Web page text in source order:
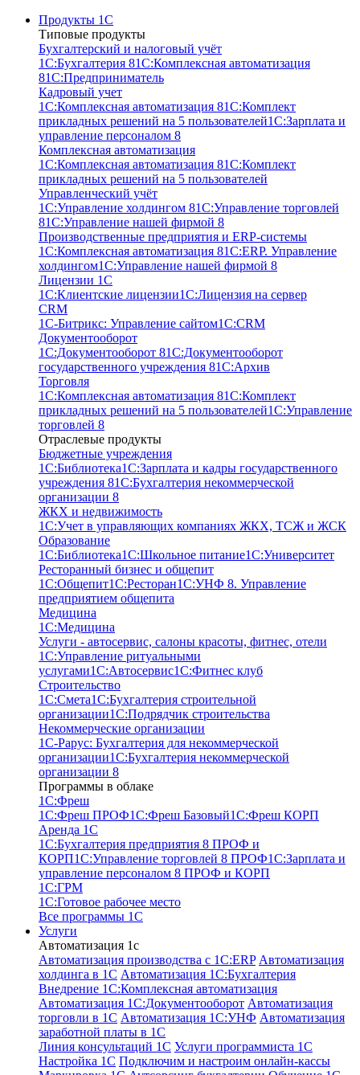
Продукты 1С
Типовые продукты
Бухгалтерский и налоговый учёт
1С:Бухгалтерия 81С:Комплексная автоматизация
81С:Предприниматель
Кадровый учет
1С:Комплексная автоматизация 81С:Комплект
прикладных решений на 5 пользователей1С:Зарплата и
управление персоналом 8
Комплексная автоматизация
1С:Комплексная автоматизация 81С:Комплект
прикладных решений на 5 пользователей
Управленческий учёт
1С:Управление холдингом 81С:Управление торговлей
81С:Управление нашей фирмой 8
Производственные предприятия и ERP-системы
1С:Комплексная автоматизация 81С:ERP. Управление
холдингом1С:Управление нашей фирмой 8
Лицензии 1С
1С:Клиентские лицензии1С:Лицензия на сервер
CRM
1С-Битрикс: Управление сайтом1С:CRM
Документооборот
1С:Документооборот 81С:Документооборот
государственного учреждения 81С:Архив
Торговля
1С:Комплексная автоматизация 81С:Комплект
прикладных решений на 5 пользователей1С:Управление
торговлей 8
Отраслевые продукты
Бюджетные учреждения
1С:Библиотека1С:Зарплата и кадры государственного
учреждения 81С:Бухгалтерия некоммерческой
организации 8
ЖКХ и недвижимость
1С:Учет в управляющих компаниях ЖКХ, ТСЖ и ЖСК
Образование
1С:Библиотека1С:Школьное питание1С:Университет
Ресторанный бизнес и общепит
1С:Общепит1С:Ресторан1С:УНФ 8. Управление
предприятием общепита
Медицина
1С:Медицина
Услуги - автосервис, cалоны красоты, фитнес, отели
1С:Управление ритуальными
услугами1С:Автосервис1С:Фитнес клуб
Строительство
1С:Смета1С:Бухгалтерия строительной
организации1С:Подрядчик строительства
Некоммерческие организации
1С-Рарус: Бухгалтерия для некоммерческой
организации1С:Бухгалтерия некоммерческой
организации 8
Программы в облаке
1C:Фреш
1C:Фреш ПРОФ1C:Фреш Базовый1C:Фреш КОРП
Аренда 1С
1С:Бухгалтерия предприятия 8 ПРОФ и
КОРП1С:Управление торговлей 8 ПРОФ1С:Зарплата и
управление персоналом 8 ПРОФ и КОРП
1С:ГРМ
1С:Готовое рабочее место
Все программы 1С
Услуги
Автоматизация 1с
Автоматизация производства с 1C:ERP Автоматизация
холдинга в 1С Автоматизация 1С:Бухгалтерия
Внедрение 1С:Комплексная автоматизация
Автоматизация 1С:Документооборот Автоматизация
торговли в 1С Автоматизация 1С:УНФ Автоматизация
заработной платы в 1С
Линия консультаций 1С Услуги программиста 1С
Настройка 1С Подключим и настроим онлайн-кассы